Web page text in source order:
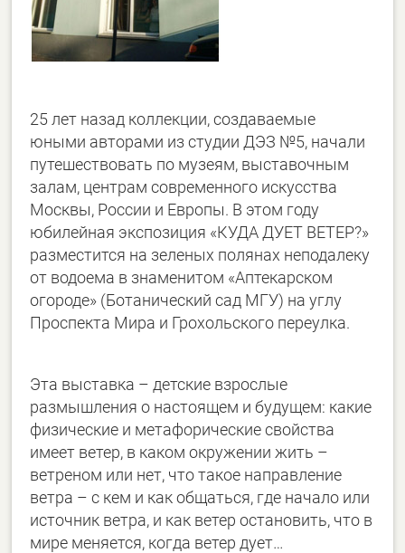
25 лет назад коллекции, создаваемые
юными авторами из студии ДЭЗ №5, начали
путешествовать по музеям, выставочным
залам, центрам современного искусства
Москвы, России и Европы. В этом году
юбилейная экспозиция «КУДА ДУЕТ ВЕТЕР?»
разместится на зеленых полянах неподалеку
от водоема в знаменитом «Аптекарском
огороде» (Ботанический сад МГУ) на углу
Проспекта Мира и Грохольского переулка.
Эта выставка – детские взрослые
размышления о настоящем и будущем: какие
физические и метафорические свойства
имеет ветер, в каком окружении жить –
ветреном или нет, что такое направление
ветра – с кем и как общаться, где начало или
источник ветра, и как ветер остановить, что в
мире меняется, когда ветер дует…